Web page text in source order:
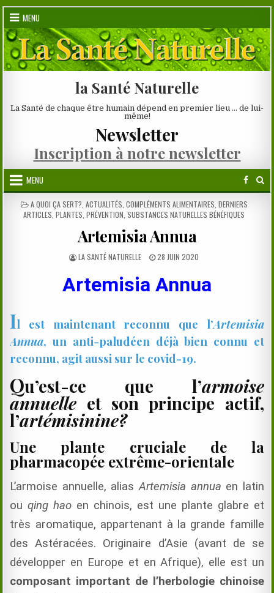
Skip
content
MENU
la Santé Naturelle
La Santé de chaque être humain dépend en premier lieu … de lui-
même!
Newsletter
Inscription à notre newsletter
MENU
POSTED
IN
A QUOI ÇA SERT? ACTUALITÉS COMPLÉMENTS ALIMENTAIRES DERNIERS
ARTICLES PLANTES PRÉVENTION SUBSTANCES NATURELLES BÉNÉFIQUES
Artemisia Annua
AUTHOR:
LA SANTÉ NATURELLE
PUBLISHED
28 JUIN 2020
Artemisia Annua
Il est maintenant reconnu que l’Artemisia
Annua, un anti-paludéen déjà bien connu et
reconnu, agit aussi sur le covid-19.
Qu’est-ce que l’armoise
annuelle et son principe actif,
l’artémisinine?
Une plante cruciale de la
pharmacopée extrême-orientale
L’armoise annuelle, aliasArtemisia annua en latin
ouqing hao en chinois, est une plante glabre et
très aromatique, appartenant à la grande famille
des Astéracées. Originaire d’Asie (avant de se
développer en Europe et en Afrique), elle est un
composant important de l’herbologie chinoise